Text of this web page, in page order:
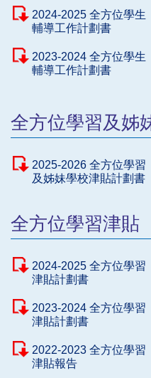
2024-2025 全方位學生
輔導工作計劃書
2023-2024 全方位學生
輔導工作計劃書
全方位學習及姊
2025-2026 全方位學習
及姊妹學校津貼計劃書
全方位學習津貼
2024-2025 全方位學習
津貼計劃書
2023-2024 全方位學習
津貼計劃書
2022-2023 全方位學習
津貼報告